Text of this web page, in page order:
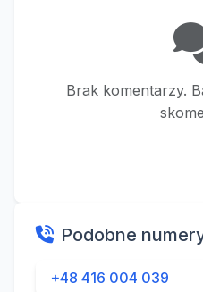
Brak komentarzy.
Podobne
+48 416 004 039